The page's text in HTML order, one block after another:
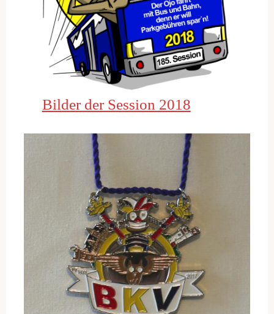
Bilder der Session 2018